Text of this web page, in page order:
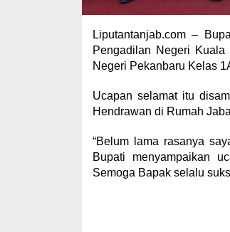
Liputantanjab.com –
Pengadilan Negeri
Negeri Pekanbaru Kelas
Ucapan selamat itu
Hendrawan di Rumah
“Belum lama rasanya
Bupati menyampaikan
Semoga Bapak selalu